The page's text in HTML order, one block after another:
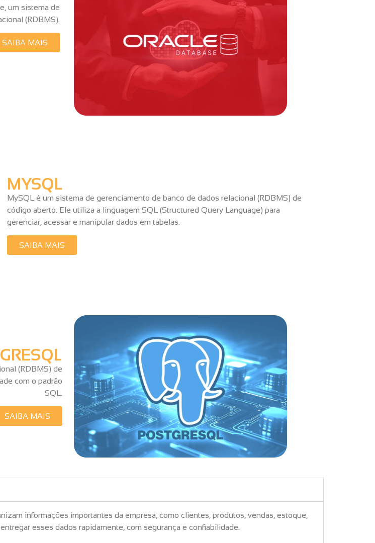
um sistema de
(RDBMS).
SAIBA MAIS
MYSQL
MySQL é um sistema de gerenciamento de banco de dados relacional (RDBMS) de
código aberto. Ele utiliza a linguagem SQL (Structured Query Language) para
gerenciar, acessar e manipular dados em tabelas.
SAIBA MAIS
(RDBMS) de
com o padrão
SQL.
SAIBA MAIS
informações importantes da empresa, como clientes, produtos, vendas, estoque,
esses dados rapidamente, com segurança e confiabilidade.